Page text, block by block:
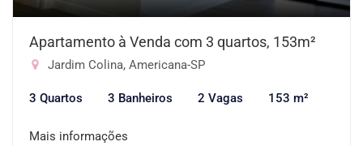
Apartamento à Venda com 3 quartos, 153m²
Jardim Colina, Americana-SP
3 Quartos 3 Banheiros 2 Vagas 153 m²
Mais informações